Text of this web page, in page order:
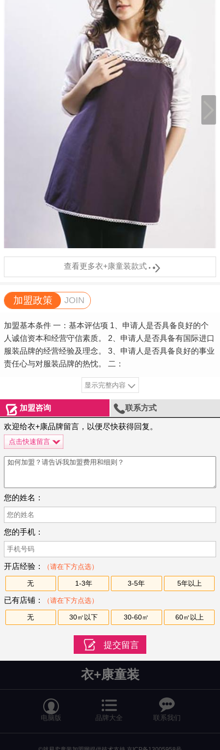
查看更多衣+康童装款式
加盟政策 JOIN
加盟基本条件 一：基本评估项 1、申请人是否具备良好的个
人诚信资本和经营守信素质。 2、申请人是否具备有国际进口
服装品牌的经营经验及理念。 3、申请人是否具备良好的事业
责任心与对服装品牌的热忱。 二：
显示完整内容
加盟咨询 联系方式
欢迎给衣+康品牌留言，以便尽快获得回复。
点击快速留言
您的姓名：
您的手机：
开店经验： （请在下方点选）
无 1-3年 3-5年 5年以上
已有店铺： （请在下方点选）
无 30㎡以下 30-60㎡ 60㎡以上
衣+康童装

电脑版 品牌大全

联系我们